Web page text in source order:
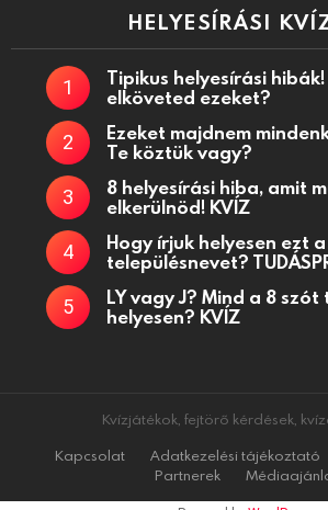
HELYESÍRÁSI
Tipikus helyesírási hibák!
elköveted ezeket?
Ezeket majdnem
Te köztük vagy?
8 helyesírási hiba, amit
elkerülnöd! KVÍZ
Hogy írjuk helyesen ezt
településnevet?
LY vagy J? Mind a 8
helyesen? KVÍZ
Kvízjátékok, fejtörő kérdések,
Kapcsolat
Adatkezelési tájékoztató
Partnerek